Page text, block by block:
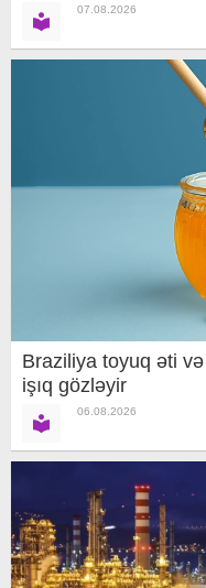
07.08.2026
Braziliya toyuq əti və
işıq gözləyir
06.08.2026